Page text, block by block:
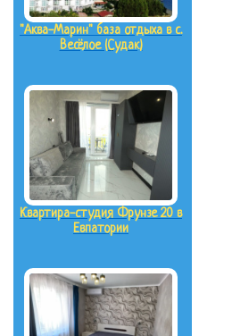
"Аква-Марин" база отдыха в с.
Весёлое (Судак)
Квартира-студия Фрунзе 20 в
Евпатории